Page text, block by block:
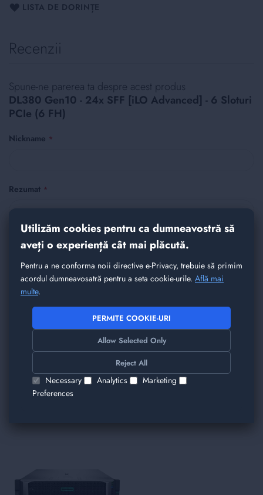
Utilizăm cookies pentru ca dumneavostră să
aveți o experiență cât mai plăcută.
Pentru a ne conforma noii directive e-Privacy, trebuie să primim
acordul dumneavosatră pentru a seta cookie-urile. Află mai
multe.
PERMITE COOKIE-URI
Allow Selected Only
Reject All
Necessary Analytics
Marketing
Preferences
LISTA DE DORINȚE
Recenzii
Spune-ne parerea ta despre acest produs
DL380 Gen10 - 24x SFF [iLO Advanced] - 6 Sloturi
PCIe (6 FH)
Nickname
Rezumat
Recenzie
TRIMITE
Am găsit alte produse care v-ar plăcea!